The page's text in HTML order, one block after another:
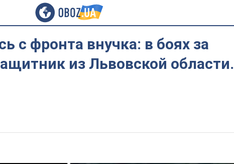
с фронта внучка: в боях за
из Львовской области.